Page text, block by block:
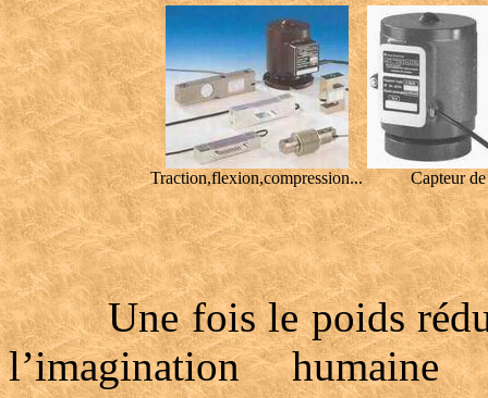
Traction,flexion,compression... Capteur
Une fois le poids réduit
l’imagination